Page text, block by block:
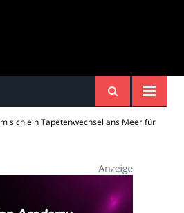
Spiele,
sich ein Tapetenwechsel ans Meer für